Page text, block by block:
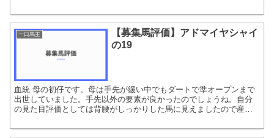
一口馬主
【募集馬評価】アドマイヤシャイ
の19
血統 母の初仔です。母は手先が緩い中でもダートで準オープンまで
出世していました。手先以外の要素が良かったのでしょうね。自分
の見た目評価としては背腰がしっかりした馬に見えましたので産駒